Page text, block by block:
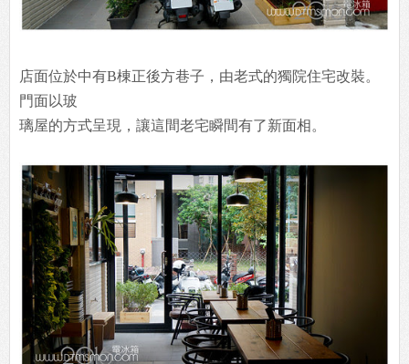
店面位於中有B棟正後方巷子，由老式的獨院住宅改裝。
門面以玻
璃屋的方式呈現，讓這間老宅瞬間有了新面相。